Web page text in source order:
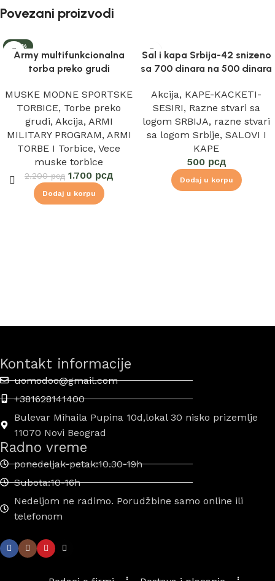
Povezani proizvodi
-23%
Army multifunkcionalna
torba preko grudi
MUSKE MODNE SPORTSKE
TORBICE, Torbe preko
grudi, Akcija, ARMI
MILITARY PROGRAM, ARMI
TORBE I Torbice, Vece
muske torbice
2.200рсд 1.700 рсд
Dodaj u korpu
Sal i kapa Srbija-42 snizeno
sa 700 dinara na 500 dinara
Akcija, KAPE-KACKETI-
SESIRI, Razne stvari sa
logom SRBIJA, razne stvari
sa logom Srbije, SALOVI I
KAPE
500 рсд
Dodaj u korpu
Kontakt informacije
uomodoo@gmail.com
+381628141400
Bulevar Mihaila Pupina 10d,lokal 30 nisko prizemlje
11070 Novi Beograd
Radno vreme
ponedeljak-petak:10.30-19h
Subota:10-16h
Nedeljom ne radimo. Porudžbine samo online ili
telefonom